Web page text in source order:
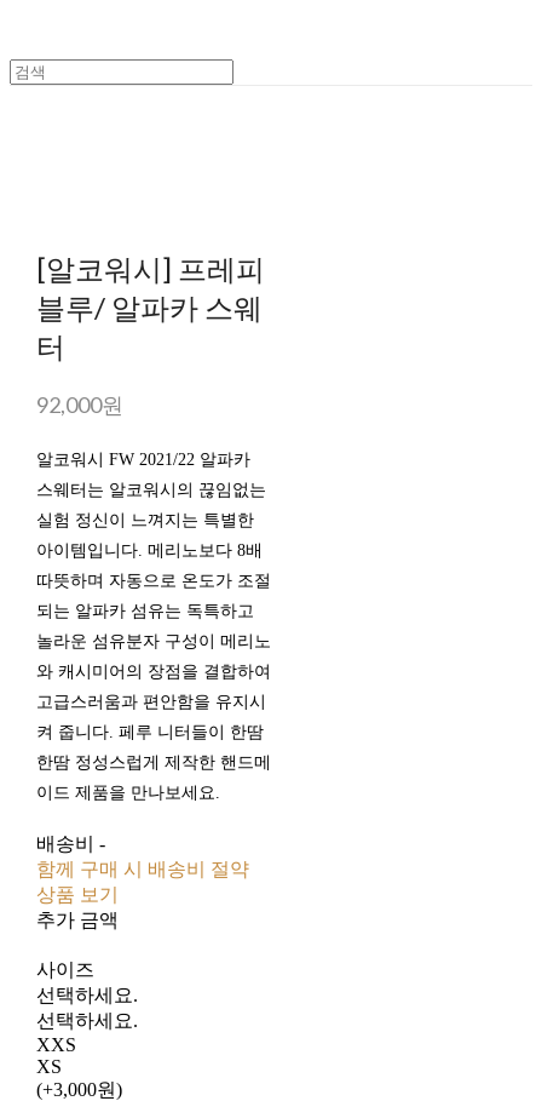
[알코워시] 프레피
블루/ 알파카 스웨
터
92,000원
알코워시 FW 2021/22 알파카
스웨터는 알코워시의 끊임없는
실험 정신이 느껴지는 특별한
아이템입니다. 메리노보다 8배
따뜻하며 자동으로 온도가 조절
되는 알파카 섬유는 독특하고
놀라운 섬유분자 구성이 메리노
와 캐시미어의 장점을 결합하여
고급스러움과 편안함을 유지시
켜 줍니다. 페루 니터들이 한땀
한땀 정성스럽게 제작한 핸드메
이드 제품을 만나보세요.
배송비 -
함께 구매 시 배송비 절약
상품 보기
추가 금액
사이즈
선택하세요.
선택하세요.
XXS
XS
(+3,000원)